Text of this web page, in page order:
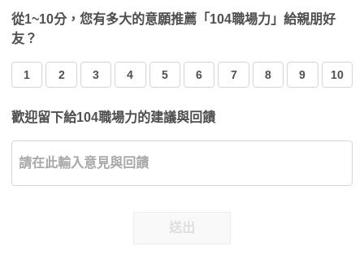
從1~10分，您有多大的意願推薦「104職場力」給親朋好
友？
1 2 3 4 5 6 7 8 9 10
歡迎留下給104職場力的建議與回饋
送出